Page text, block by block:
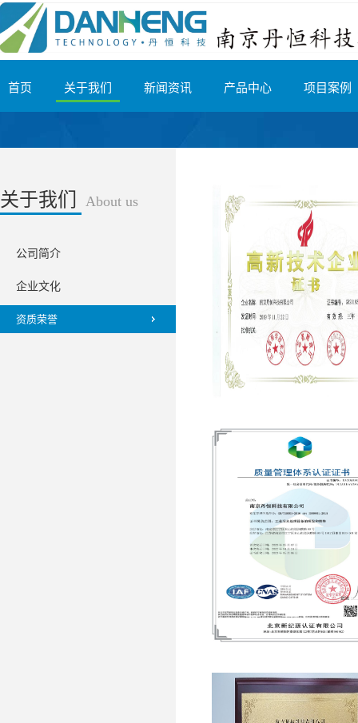
首页 关于我们 新闻资讯 产品中心 项目案例
关于我们 About us
公司简介
企业文化
资质荣誉